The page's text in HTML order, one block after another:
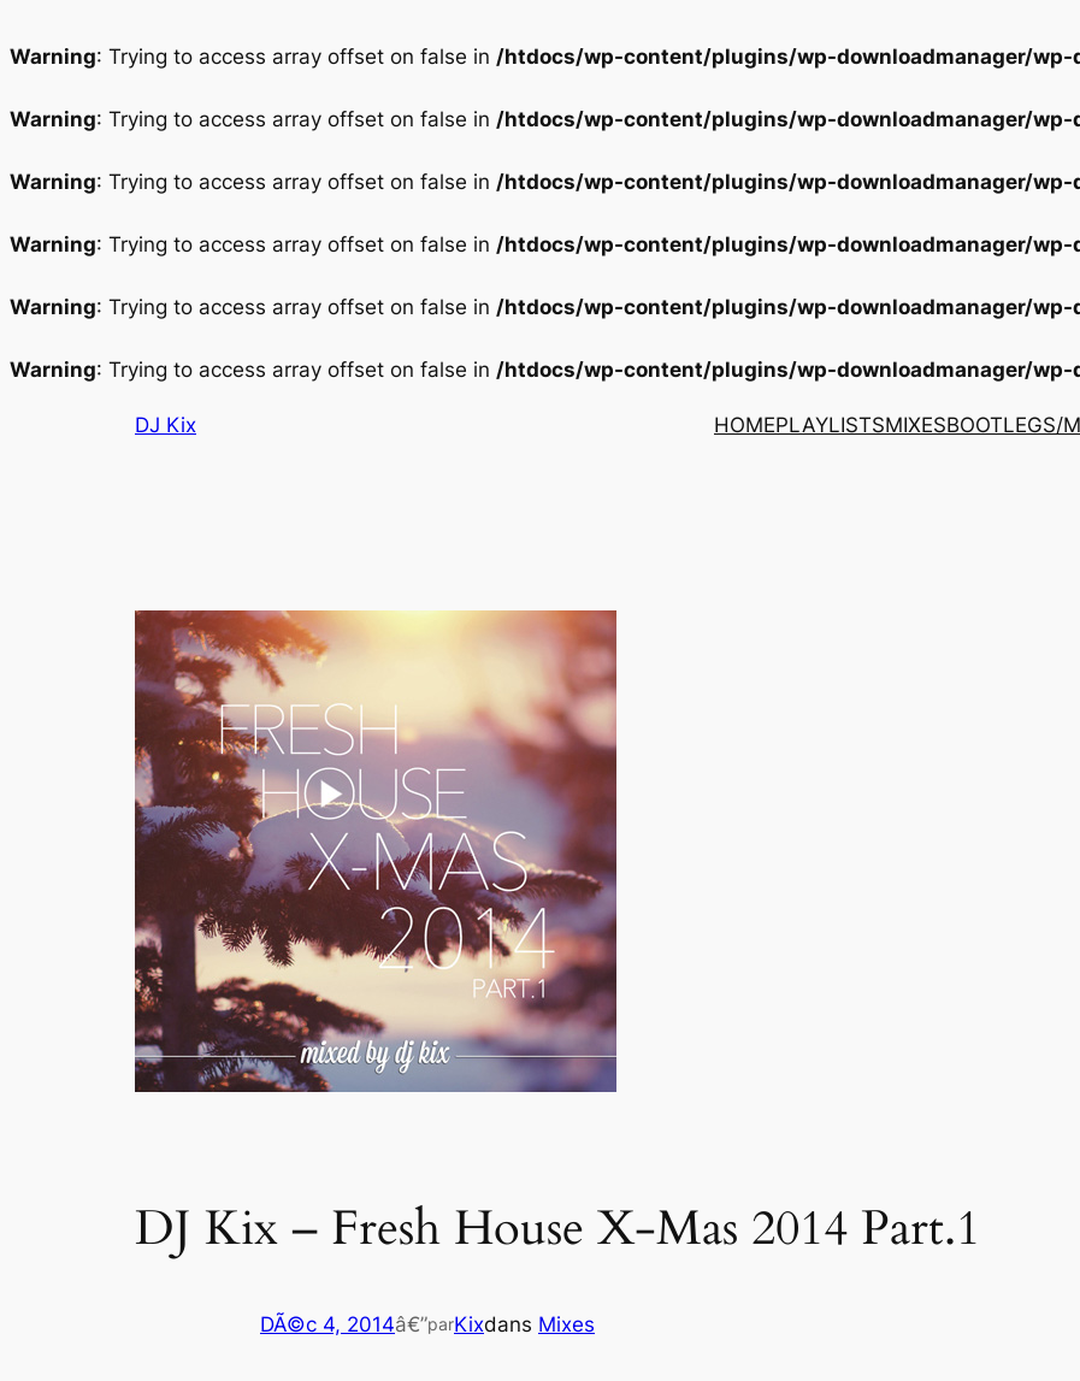
Warning: Trying to access array offset on false in /htdocs/wp-content/plugins/wp-downloadmanager/wp-
Warning: Trying to access array offset on false in /htdocs/wp-content/plugins/wp-downloadmanager/wp-
Warning: Trying to access array offset on false in /htdocs/wp-content/plugins/wp-downloadmanager/wp-
Warning: Trying to access array offset on false in /htdocs/wp-content/plugins/wp-downloadmanager/wp-
Warning: Trying to access array offset on false in /htdocs/wp-content/plugins/wp-downloadmanager/wp-
Warning: Trying to access array offset on false in /htdocs/wp-content/plugins/wp-downloadmanager/wp-
DJ Kix HOMEPLAYLISTSMIXESBOOTLEGS/
DJ Kix – Fresh House X-Mas 2014 Part.1
DÃ©c 4, 2014â€”parKixdans Mixes